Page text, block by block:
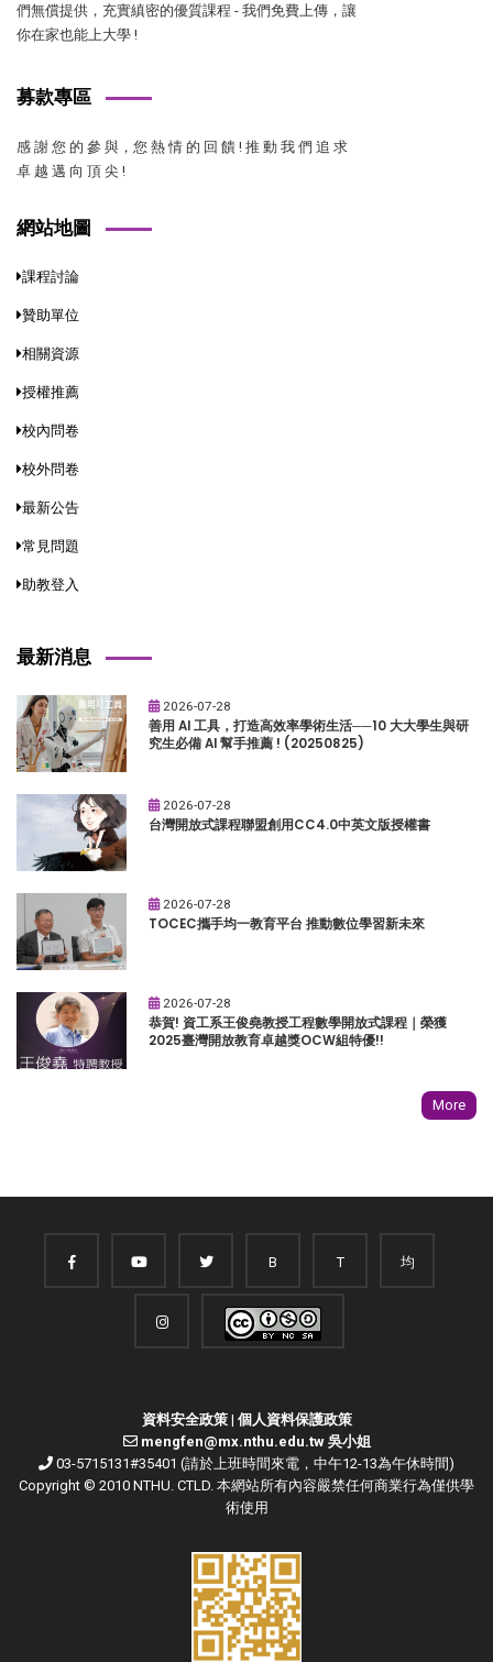
們無償提供，充實縝密的優質課程 - 我們免費上傳，讓
你在家也能上大學 !
募款專區
感 謝 您 的 參 與，您 熱 情 的 回 饋 ! 推 動 我 們 追 求
卓 越 邁 向 頂 尖 !
網站地圖
課程討論
贊助單位
相關資源
授權推薦
校內問卷
校外問卷
最新公告
常見問題
助教登入
最新消息
2026-07-28
善用 AI 工具，打造高效率學術生活──10 大大學生與研
究生必備 AI 幫手推薦 ! (20250825)
2026-07-28
台灣開放式課程聯盟創用CC4.0中英文版授權書
2026-07-28
TOCEC攜手均一教育平台 推動數位學習新未來
2026-07-28
恭賀! 資工系王俊堯教授工程數學開放式課程｜榮獲
2025臺灣開放教育卓越獎OCW組特優!!
More
B T 均
資料安全政策| 個人資料保護政策
mengfen@mx.nthu.edu.tw 吳小姐
03-5715131#35401 (請於上班時間來電，中午12-13為午休時間)
Copyright © 2010 NTHU. CTLD. 本網站所有內容嚴禁任何商業行為僅供學
術使用